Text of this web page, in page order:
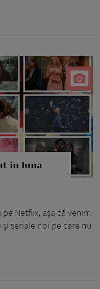
în luna
Netflix, așa că venim
seriale noi pe care nu